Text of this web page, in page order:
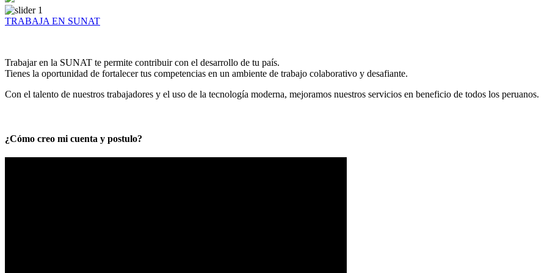
TRABAJA EN SUNAT
Trabajar en la SUNAT te permite contribuir con el desarrollo de tu país.
Tienes la oportunidad de fortalecer tus competencias en un ambiente de trabajo colaborativo y desafiante.
Con el talento de nuestros trabajadores y el uso de la tecnología moderna, mejoramos nuestros servicios en beneficio de todos los peruanos.
¿Cómo creo mi cuenta y postulo?